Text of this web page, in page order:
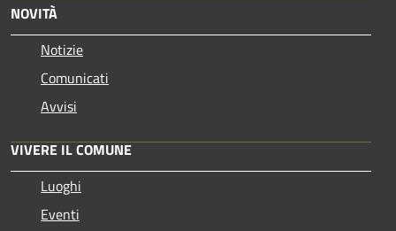
NOVITÀ
Notizie
Comunicati
Avvisi
VIVERE IL COMUNE
Luoghi
Eventi